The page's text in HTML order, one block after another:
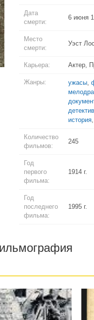
Дата
смерти:
6 июня
Место
смерти:
Уэст
Карьера: Актер,
Жанры: ужасы,
детектив
история,
Количество
фильмов:
245
Год
первого
фильма:
1914 г.
Год
последнего
фильма:
1995 г.